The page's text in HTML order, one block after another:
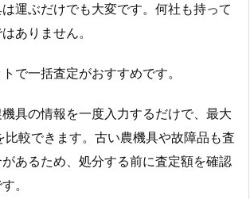
運ぶだけでも大変です。何社も持って
ありません。
で一括査定がおすすめです。
具の情報を一度入力するだけで、最大
較できます。古い農機具や故障品も査
あるため、処分する前に査定額を確認
。